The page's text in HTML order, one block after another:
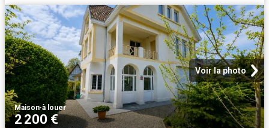
Voir la photo
Maison·à louer
2 200 €